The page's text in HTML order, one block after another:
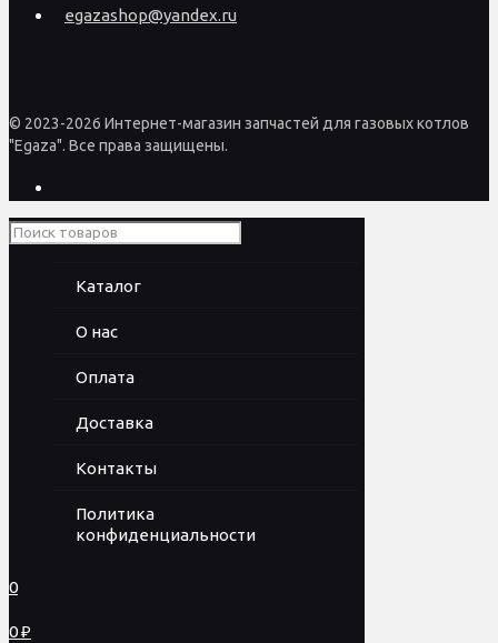
egazashop@yandex.ru
© 2023-2026 Интернет-магазин запчастей для газовых котлов
"Egaza". Все права защищены.
Каталог
О нас
Оплата
Доставка
Контакты
Политика
конфиденциальности
0
0 ₽